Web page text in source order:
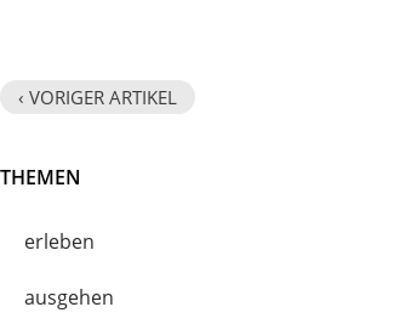
‹ VORIGER ARTIKEL
THEMEN
erleben
ausgehen